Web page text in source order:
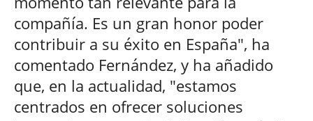
compañía. Es un gran honor poder
contribuir a su éxito en España", ha
comentado Fernández, y ha añadido
que, en la actualidad, "estamos
centrados en ofrecer soluciones